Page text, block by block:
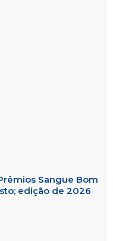
Sangue Bom
edição de 2026